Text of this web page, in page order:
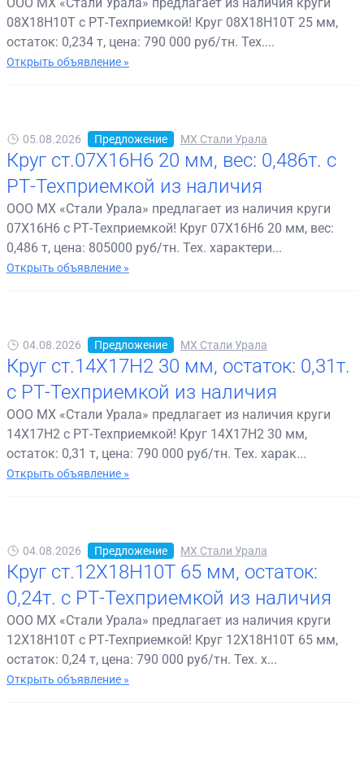
08Х18Н10Т с РТ-Техприемкой! Круг 08Х18Н10Т 25 мм,
остаток: 0,234 т, цена: 790 000 руб/тн. Тех....
Открыть объявление »
05.08.2026 Предложение МХ Стали Урала
Круг ст.07Х16Н6 20 мм, вес: 0,486т. с
РТ-Техприемкой из наличия
ООО МХ «Стали Урала» предлагает из наличия круги
07Х16Н6 с РТ-Техприемкой! Круг 07Х16Н6 20 мм, вес:
0,486 т, цена: 805000 руб/тн. Тех. характери...
Открыть объявление »
04.08.2026 Предложение МХ Стали Урала
Круг ст.14Х17Н2 30 мм, остаток: 0,31т.
с РТ-Техприемкой из наличия
ООО МХ «Стали Урала» предлагает из наличия круги
14Х17Н2 с РТ-Техприемкой! Круг 14Х17Н2 30 мм,
остаток: 0,31 т, цена: 790 000 руб/тн. Тех. харак...
Открыть объявление »
04.08.2026 Предложение МХ Стали Урала
Круг ст.12Х18Н10Т 65 мм, остаток:
0,24т. с РТ-Техприемкой из наличия
ООО МХ «Стали Урала» предлагает из наличия круги
12Х18Н10Т с РТ-Техприемкой! Круг 12Х18Н10Т 65 мм,
остаток: 0,24 т, цена: 790 000 руб/тн. Тех. х...
Открыть объявление »